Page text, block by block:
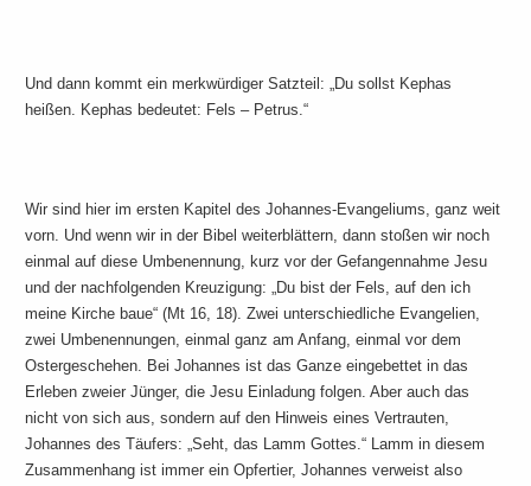
Und dann kommt ein merkwürdiger Satzteil: „Du sollst Kephas
heißen. Kephas bedeutet: Fels – Petrus.“
Wir sind hier im ersten Kapitel des Johannes-Evangeliums, ganz weit
vorn. Und wenn wir in der Bibel weiterblättern, dann stoßen wir noch
einmal auf diese Umbenennung, kurz vor der Gefangennahme Jesu
und der nachfolgenden Kreuzigung: „Du bist der Fels, auf den ich
meine Kirche baue“ (Mt 16, 18). Zwei unterschiedliche Evangelien,
zwei Umbenennungen, einmal ganz am Anfang, einmal vor dem
Ostergeschehen. Bei Johannes ist das Ganze eingebettet in das
Erleben zweier Jünger, die Jesu Einladung folgen. Aber auch das
nicht von sich aus, sondern auf den Hinweis eines Vertrauten,
Johannes des Täufers: „Seht, das Lamm Gottes.“ Lamm in diesem
Zusammenhang ist immer ein Opfertier, Johannes verweist also